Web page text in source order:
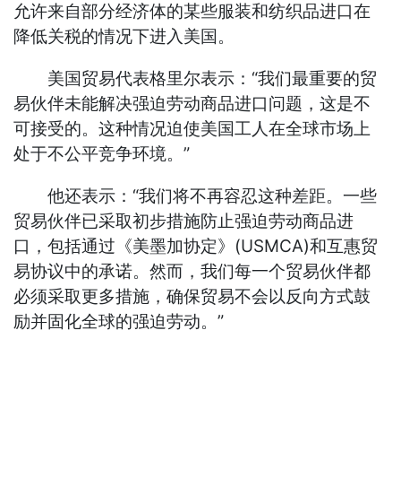
允许来自部分经济体的某些服装和纺织品进口在
降低关税的情况下进入美国。
美国贸易代表格里尔表示：“我们最重要的贸
易伙伴未能解决强迫劳动商品进口问题，这是不
可接受的。这种情况迫使美国工人在全球市场上
处于不公平竞争环境。”
他还表示：“我们将不再容忍这种差距。一些
贸易伙伴已采取初步措施防止强迫劳动商品进
口，包括通过《美墨加协定》(USMCA)和互惠贸
易协议中的承诺。然而，我们每一个贸易伙伴都
必须采取更多措施，确保贸易不会以反向方式鼓
励并固化全球的强迫劳动。”